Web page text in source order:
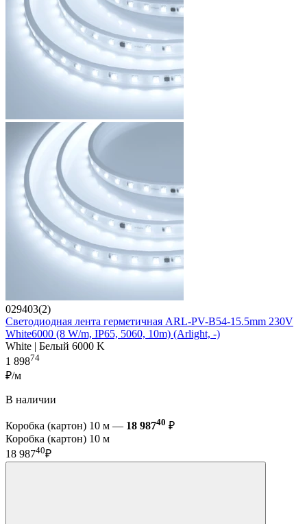
029403(2)
Светодиодная лента герметичная ARL-PV-B54-15.5mm 230V
White6000 (8 W/m, IP65, 5060, 10m) (Arlight, -)
White | Белый 6000 K
1 89874
₽/м
В наличии
Коробка (картон) 10 м — 18 98740 ₽
Коробка (картон) 10 м
18 98740₽